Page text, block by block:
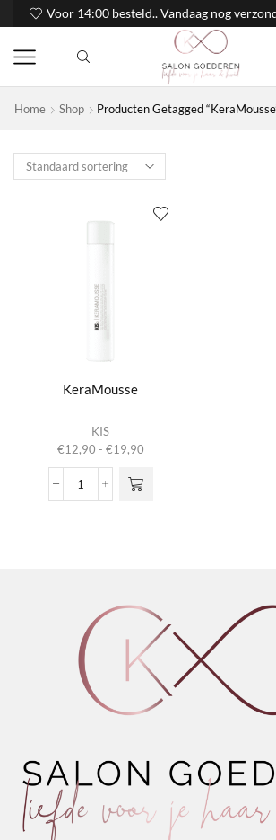
Voor 14:00 besteld.. Vandaag nog
Home Shop Producten Getagged
KeraMousse
KIS
€12,90 - €19,90Prijsklasse:
tot
KeraMousse
heeft
meerdere
Deze optie